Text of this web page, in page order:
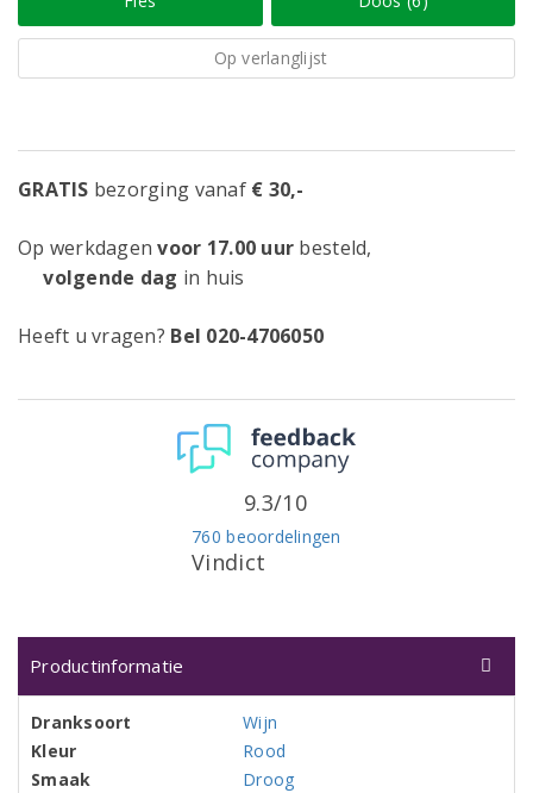
Op verlanglijst
GRATIS bezorging vanaf € 30,-
Op werkdagenvoor 17.00 uur besteld,
volgende dag in huis
Heeft u vragen? Bel 020-4706050
Vindict
760 beoordelingen
9.3/10
Productinformatie
Dranksoort
Wijn
Kleur
Rood
Smaak
Droog